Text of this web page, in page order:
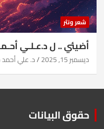
شعر ونثر
أضيئي .. ل د.عـلـي
ديسمبر 15, 2025 د. علي أحمد
حقوق البيانات